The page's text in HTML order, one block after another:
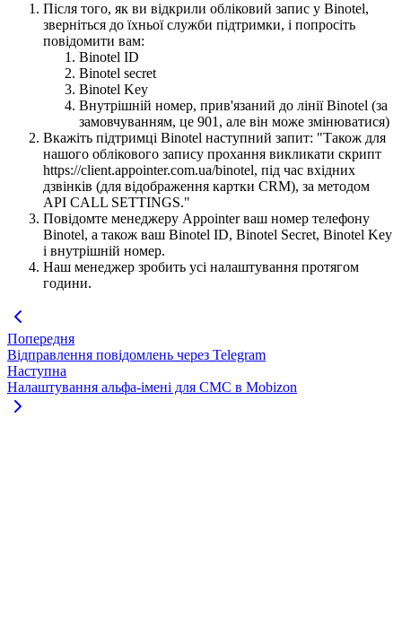
Після того, як ви відкрили обліковий запис у Binotel,
зверніться до їхньої служби підтримки, і попросіть
повідомити вам:
Binotel ID
Binotel secret
Binotel Key
Внутрішній номер, прив'язаний до лінії Binotel (за
замовчуванням, це 901, але він може змінюватися)
Вкажіть підтримці Binotel наступний запит: "Також для
нашого облікового запису прохання викликати скрипт
https://client.appointer.com.ua/binotel, під час вхідних
дзвінків (для відображення картки CRM), за методом
API CALL SETTINGS."
Повідомте менеджеру Appointer ваш номер телефону
Binotel, а також ваш Binotel ID, Binotel Secret, Binotel Key
і внутрішній номер.
Наш менеджер зробить усі налаштування протягом
години.
Попередня
Відправлення повідомлень через Telegram
Наступна
Налаштування альфа-імені для СМС в Mobizon